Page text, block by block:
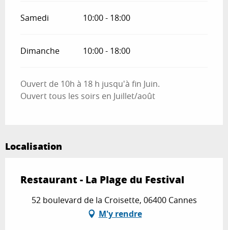
Samedi 10:00 - 18:00
Dimanche 10:00 - 18:00
Ouvert de 10h à 18 h jusqu'à fin Juin.
Ouvert tous les soirs en Juillet/août
Localisation
Restaurant - La Plage du Festival
52 boulevard de la Croisette, 06400 Cannes
M'y rendre